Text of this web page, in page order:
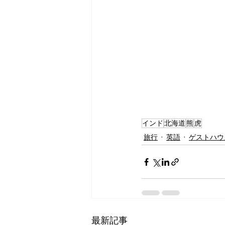
インド 北海道熊 虎
旅行
英語 ゲストハ
最新記事